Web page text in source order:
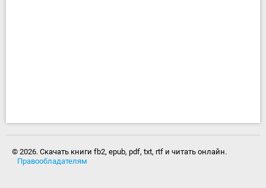
© 2026. Скачать книги fb2, epub, pdf, txt, rtf и читать онлайн.
Правообладателям